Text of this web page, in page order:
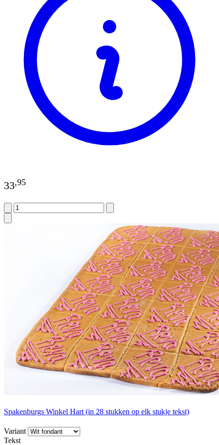
33,95
Spakenburgs Winkel Hart (in 28 stukken op elk stukje tekst)
Variant
Tekst